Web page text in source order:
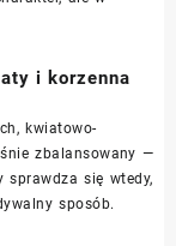
i korzenna
kwiatowo-
zbalansowany —
sprawdza się wtedy,
sposób.